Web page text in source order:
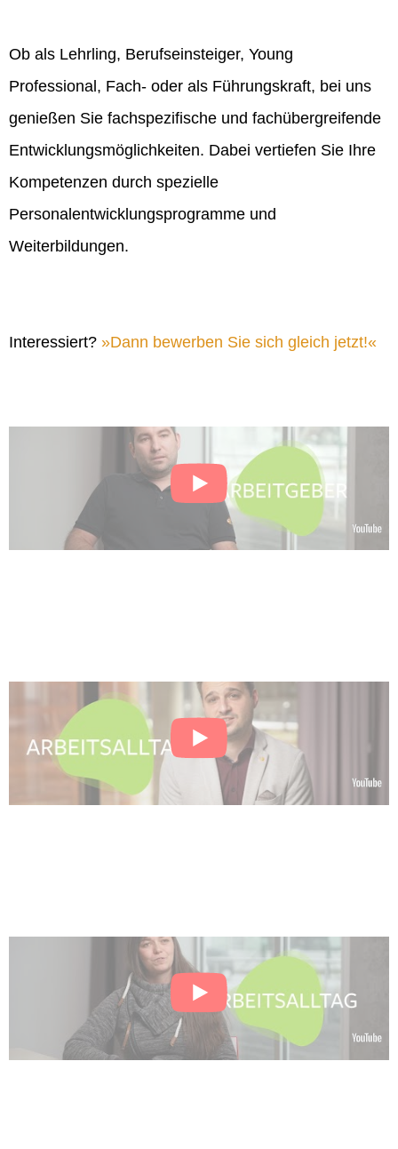
Ob als Lehrling, Berufseinsteiger, Young
Professional, Fach- oder als Führungskraft, bei uns
genießen Sie fachspezifische und fachübergreifende
Entwicklungsmöglichkeiten. Dabei vertiefen Sie Ihre
Kompetenzen durch spezielle
Personalentwicklungsprogramme und
Weiterbildungen.
Interessiert? Dann bewerben Sie sich gleich jetzt!